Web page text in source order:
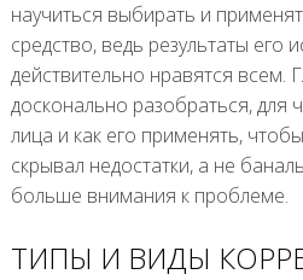
научиться выбирать и
средство, ведь результаты его
действительно нравятся всем.
досконально разобраться, для
лица и как его применять,
скрывал недостатки, а не
больше внимания к проблеме.
ТИПЫ И ВИДЫ